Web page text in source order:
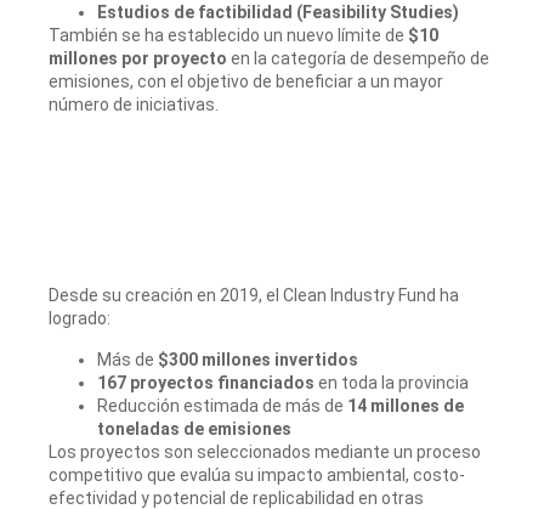
Estudios de factibilidad (Feasibility Studies)
También se ha establecido un nuevo límite de $10
millones por proyecto en la categoría de desempeño de
emisiones, con el objetivo de beneficiar a un mayor
número de iniciativas.
Desde su creación en 2019, el Clean Industry Fund ha
logrado:
Más de $300 millones invertidos
167 proyectos financiados en toda la provincia
Reducción estimada de más de 14 millones de
toneladas de emisiones
Los proyectos son seleccionados mediante un proceso
competitivo que evalúa su impacto ambiental, costo-
efectividad y potencial de replicabilidad en otras